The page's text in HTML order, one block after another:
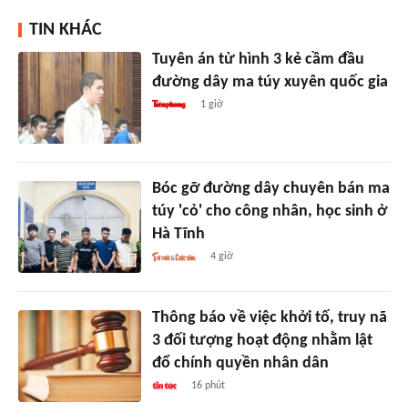
TIN KHÁC
Tuyên án tử hình 3 kẻ cầm đầu
đường dây ma túy xuyên quốc gia
1 giờ
Bóc gỡ đường dây chuyên bán ma
túy 'cỏ' cho công nhân, học sinh ở
Hà Tĩnh
4 giờ
Thông báo về việc khởi tố, truy nã
3 đối tượng hoạt động nhằm lật
đổ chính quyền nhân dân
16 phút